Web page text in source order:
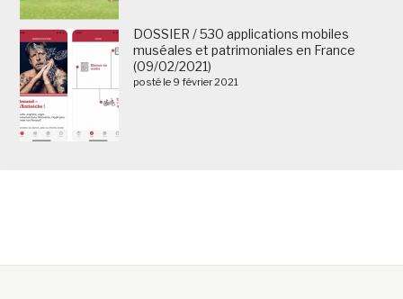
DOSSIER / 530 applications mobiles
muséales et patrimoniales en France
(09/02/2021)
posté le 9 février 2021